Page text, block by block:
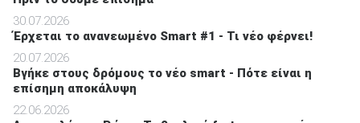
30.07.2026
Έρχεται το ανανεωμένο Smart #1 - Τι νέο φέρνει!
20.07.2026
Βγήκε στους δρόμους το νέο smart - Πότε είναι η
επίσημη αποκάλυψη
22.06.2026